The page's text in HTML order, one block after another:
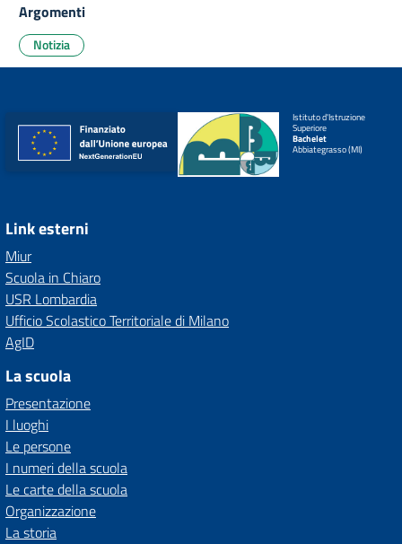
Argomenti
Notizia
Istituto d'Istruzione
Superiore
Bachelet
Abbiategrasso (MI)
Link esterni
Miur
Scuola in Chiaro
USR Lombardia
Ufficio Scolastico Territoriale di Milano
AgID
La scuola
Presentazione
I luoghi
Le persone
I numeri della scuola
Le carte della scuola
Organizzazione
La storia